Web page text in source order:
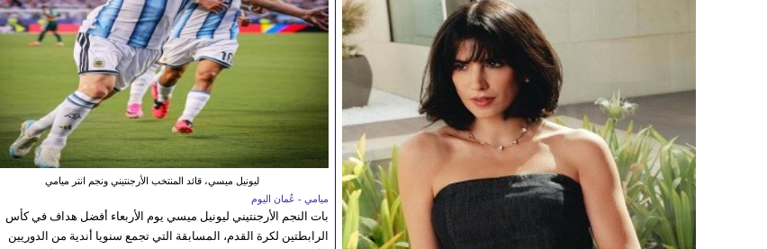
ليونيل ميسي، قائد المنتخب الأرجنتيني ونجم انتر ميامي
ميامي - عُمان اليوم
بات النجم الأرجنتيني ليونيل ميسي يوم الأربعاء أفضل هداف في كأس
الرابطتين لكرة القدم، المسابقة التي تجمع سنويا أندية من الدوريين